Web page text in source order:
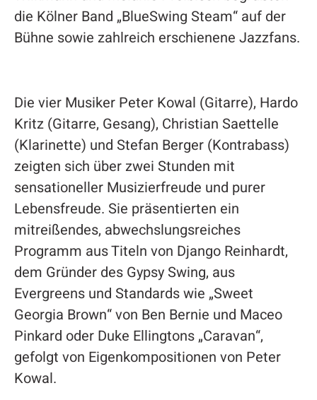
die Kölner Band „BlueSwing Steam“ auf der
Bühne sowie zahlreich erschienene Jazzfans.
Die vier Musiker Peter Kowal (Gitarre), Hardo
Kritz (Gitarre, Gesang), Christian Saettelle
(Klarinette) und Stefan Berger (Kontrabass)
zeigten sich über zwei Stunden mit
sensationeller Musizierfreude und purer
Lebensfreude. Sie präsentierten ein
mitreißendes, abwechslungsreiches
Programm aus Titeln von Django Reinhardt,
dem Gründer des Gypsy Swing, aus
Evergreens und Standards wie „Sweet
Georgia Brown“ von Ben Bernie und Maceo
Pinkard oder Duke Ellingtons „Caravan“,
gefolgt von Eigenkompositionen von Peter
Kowal.